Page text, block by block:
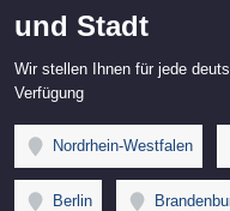
und Stadt
Wir stellen Ihnen für jede
Verfügung
Nordrhein-Westfalen
Berlin